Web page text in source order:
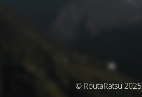
© RoutaRatsu 2025